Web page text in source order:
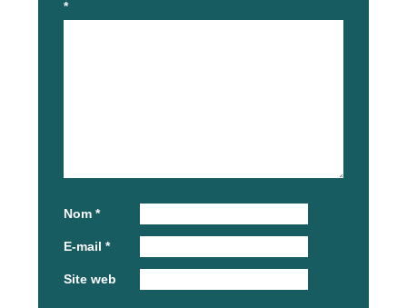
*
Nom *
E-mail *
Site web